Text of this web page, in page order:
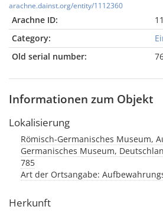
arachne.dainst.org/entity/1112360
Arachne ID:
Category:
Old serial number:
Informationen zum Objekt
Lokalisierung
Römisch-Germanisches Museum,
Germanisches Museum,
785
Art der Ortsangabe:
Herkunft